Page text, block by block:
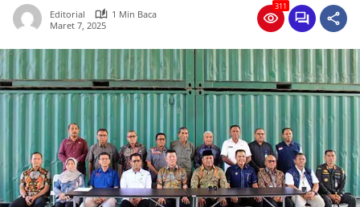
Editorial
1 Min Baca
Maret 7, 2025
311